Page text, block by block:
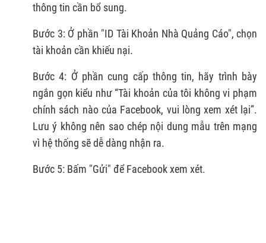
thông tin cần bổ sung.
Bước 3: Ở phần "ID Tài Khoản Nhà Quảng Cáo", chọn
tài khoản cần khiếu nại.
Bước 4: Ở phần cung cấp thông tin, hãy trình bày
ngắn gọn kiểu như “Tài khoản của tôi không vi phạm
chính sách nào của Facebook, vui lòng xem xét lại”.
Lưu ý không nên sao chép nội dung mẫu trên mạng
vì hệ thống sẽ dễ dàng nhận ra.
Bước 5: Bấm "Gửi" để Facebook xem xét.